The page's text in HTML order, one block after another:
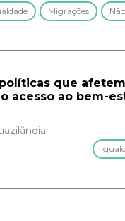
Migrações
que
acesso ao bem-